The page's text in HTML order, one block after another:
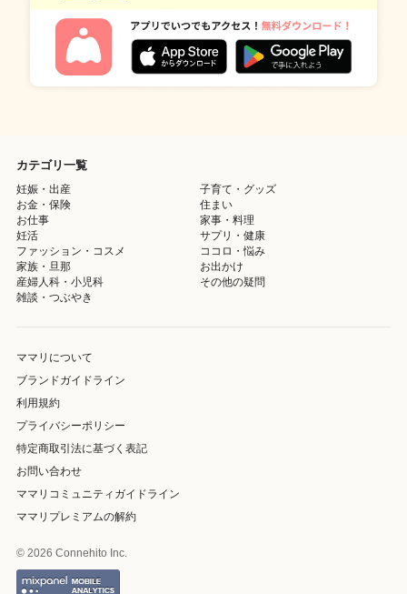
カテゴリ一覧
妊娠・出産
子育て・グッズ
お金・保険
住まい
お仕事
家事・料理
妊活
サプリ・健康
ファッション・コスメ
ココロ・悩み
家族・旦那
お出かけ
産婦人科・小児科
その他の疑問
雑談・つぶやき
ママリについて
ブランドガイドライン
利用規約
プライバシーポリシー
特定商取引法に基づく表記
お問い合わせ
ママリコミュニティガイドライン
ママリプレミアムの解約
© 2026 Connehito Inc.